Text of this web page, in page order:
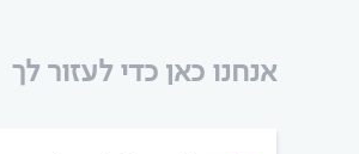
אנחנו כאן כדי לעזור לך